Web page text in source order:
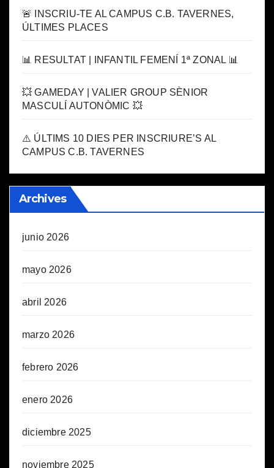
🚨 INSCRIU-TE AL CAMPUS C.B. TAVERNES,
ÚLTIMES PLACES
📊 RESULTAT | INFANTIL FEMENÍ 1ª ZONAL 📊
💥 GAMEDAY | VALIER GROUP SÈNIOR
MASCULÍ AUTONÒMIC 💥
⚠️ ÚLTIMS 10 DIES PER INSCRIURE’S AL
CAMPUS C.B. TAVERNES
Archives
junio 2026
mayo 2026
abril 2026
marzo 2026
febrero 2026
enero 2026
diciembre 2025
noviembre 2025